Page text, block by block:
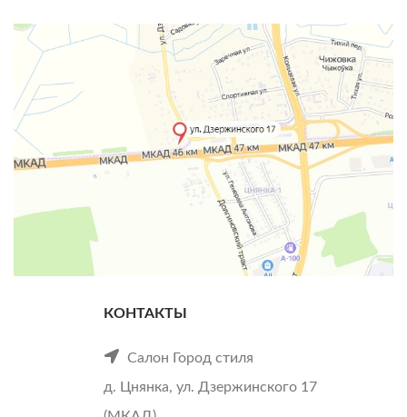
КОНТАКТЫ
Салон Город стиля
д. Цнянка, ул. Дзержинского 17